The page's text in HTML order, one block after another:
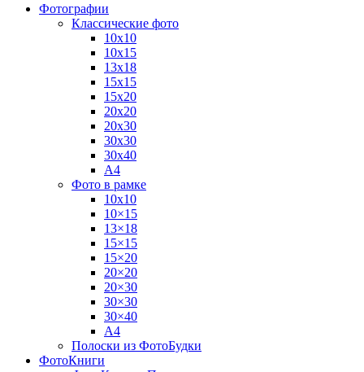
Фотографии
Классические фото
10х10
10х15
13х18
15х15
15х20
20х20
20х30
30х30
30х40
А4
Фото в рамке
10х10
10×15
13×18
15×15
15×20
20×20
20×30
30×30
30×40
A4
Полоски из ФотоБудки
ФотоКниги